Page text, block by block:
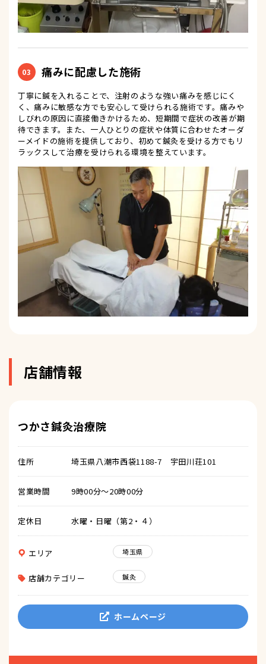
03 痛みに配慮した施術
丁寧に鍼を入れることで、注射のような強い痛みを感じにく
く、痛みに敏感な方でも安心して受けられる施術です。痛みや
しびれの原因に直接働きかけるため、短期間で症状の改善が期
待できます。また、一人ひとりの症状や体質に合わせたオーダ
ーメイドの施術を提供しており、初めて鍼灸を受ける方でもリ
ラックスして治療を受けられる環境を整えています。
店舗情報
つかさ鍼灸治療院
住所 埼玉県八潮市西袋1188-7 宇田川荘101
営業時間 9時00分～20時00分
定休日 水曜・日曜（第2・４）
エリア 埼玉県
店舗カテゴリー 鍼灸
ホームページ